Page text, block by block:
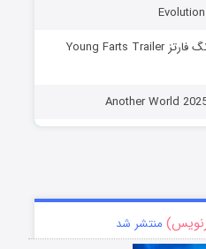
دانلود مستند قطعات تریلر یانگ فارتز Young Farts Trailer
منتشر شد